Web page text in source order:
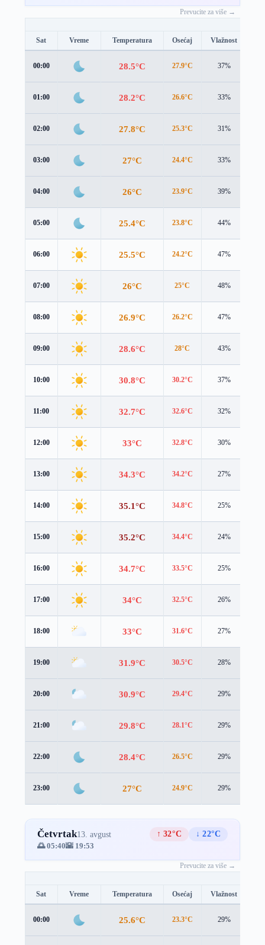
Prevucite za više →
Sat Vreme Temperatura Osećaj Vlažnost
00:00 28.5°C 27.9°C 37%
01:00 28.2°C 26.6°C 33%
02:00 27.8°C 25.3°C 31%
03:00 27°C 24.4°C 33%
04:00 26°C 23.9°C 39%
05:00 25.4°C 23.8°C 44%
06:00 25.5°C 24.2°C 47%
07:00 26°C 25°C 48%
08:00 26.9°C 26.2°C 47%
09:00 28.6°C 28°C 43%
10:00 30.8°C 30.2°C 37%
11:00 32.7°C 32.6°C 32%
12:00 33°C 32.8°C 30%
13:00 34.3°C 34.2°C 27%
14:00 35.1°C 34.8°C 25%
15:00 35.2°C 34.4°C 24%
16:00 34.7°C 33.5°C 25%
17:00 34°C 32.5°C 26%
18:00 33°C 31.6°C 27%
19:00 31.9°C 30.5°C 28%
20:00 30.9°C 29.4°C 29%
21:00 29.8°C 28.1°C 29%
22:00 28.4°C 26.5°C 29%
23:00 27°C 24.9°C 29%
Četvrtak13. avgust ↑ 32°C
↓ 22°C
🌅 05:40🌇 19:53
Prevucite za više →
Sat Vreme Temperatura Osećaj Vlažnost
00:00 25.6°C 23.3°C 29%